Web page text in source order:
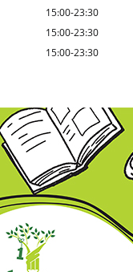
15:00-23:30
15:00-23:30
15:00-23:30